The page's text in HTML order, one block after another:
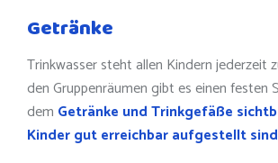
Getränke
Trinkwasser steht allen Kindern jederzeit
den Gruppenräumen gibt es einen festen
dem Getränke und Trinkgefäße
Kinder gut erreichbar aufgestellt